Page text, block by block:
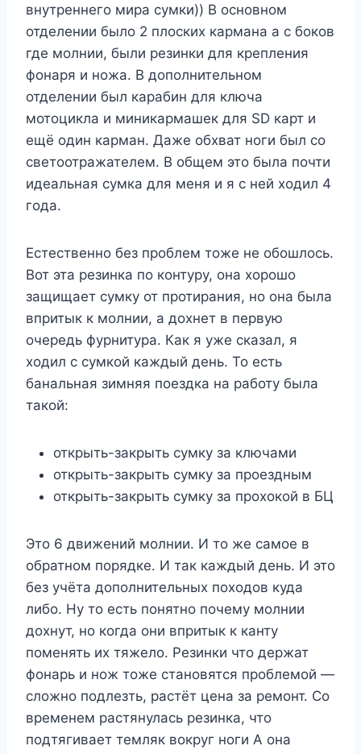
внутреннего мира сумки)) В основном
отделении было 2 плоских кармана а с боков
где молнии, были резинки для крепления
фонаря и ножа. В дополнительном
отделении был карабин для ключа
мотоцикла и миникармашек для SD карт и
ещё один карман. Даже обхват ноги был со
светоотражателем. В общем это была почти
идеальная сумка для меня и я с ней ходил 4
года.
Естественно без проблем тоже не обошлось.
Вот эта резинка по контуру, она хорошо
защищает сумку от протирания, но она была
впритык к молнии, а дохнет в первую
очередь фурнитура. Как я уже сказал, я
ходил с сумкой каждый день. То есть
банальная зимняя поездка на работу была
такой:
открыть-закрыть сумку за ключами
открыть-закрыть сумку за проездным
открыть-закрыть сумку за прохокой в БЦ
Это 6 движений молнии. И то же самое в
обратном порядке. И так каждый день. И это
без учёта дополнительных походов куда
либо. Ну то есть понятно почему молнии
дохнут, но когда они впритык к канту
поменять их тяжело. Резинки что держат
фонарь и нож тоже становятся проблемой —
сложно подлезть, растёт цена за ремонт. Со
временем растянулась резинка, что
подтягивает темляк вокруг ноги А она